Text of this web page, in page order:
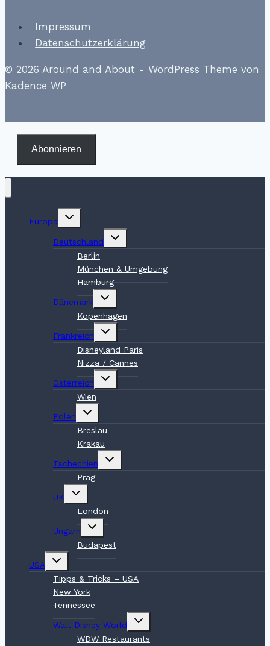
Impressum
Datenschutzerklärung
© 2026 Around and About - WordPress Theme von
Kadence WP
Abonnieren
Europa
Untermenü
Deutschland
Untermenü
Berlin
München & Umgebung
Hamburg
Dänemark
Untermenü
Kopenhagen
Frankreich
Untermenü
Disneyland Paris
Nizza / Cannes
Österreich
Untermenü
Wien
Polen
Untermenü
Breslau
Krakau
Tschechien
Untermenü
Prag
UK
Untermenü
London
Ungarn
Untermenü
Budapest
USA
Untermenü
Tipps & Tricks – USA
New York
Tennessee
Walt Disney World
Untermenü
WDW Restaurants